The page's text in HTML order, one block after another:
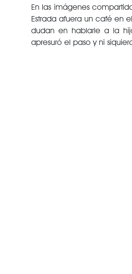
En las imágenes
Estrada afuera un café en
dudan en hablarle a la
apresuró el paso y ni